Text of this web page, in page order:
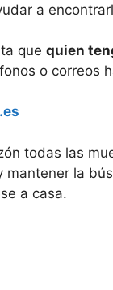
a
que quien
o correos
todas las
mantener la
a casa.